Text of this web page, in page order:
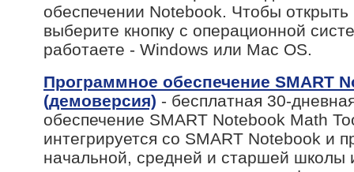
обеспечении Notebook. Чтобы открыть
выберите кнопку с операционной
работаете - Windows или Mac OS.
Программное обеспечение SMART
(демоверсия) - бесплатная 30-
обеспечение SMART Notebook Math
интегрируется со SMART Notebook и
начальной, средней и старшей школы